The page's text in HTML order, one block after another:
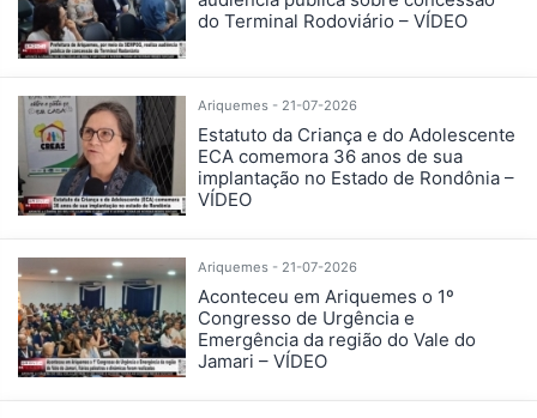
do Terminal Rodoviário – VÍDEO
Ariquemes - 21-07-2026
Estatuto da Criança e do Adolescente
ECA comemora 36 anos de sua
implantação no Estado de Rondônia –
VÍDEO
Ariquemes - 21-07-2026
Aconteceu em Ariquemes o 1º
Congresso de Urgência e
Emergência da região do Vale do
Jamari – VÍDEO